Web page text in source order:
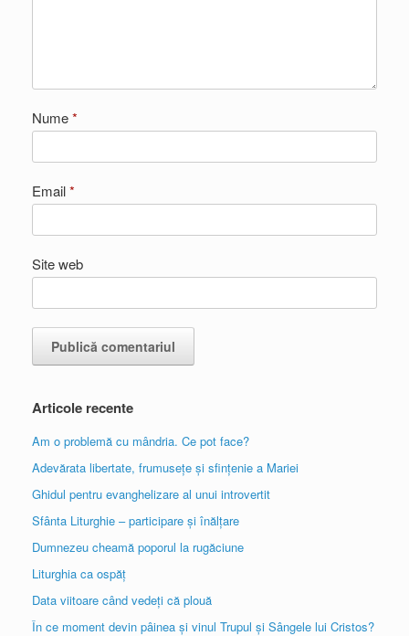
Nume*
Email*
Site web
Articole recente
Am o problemă cu mândria. Ce pot face?
Adevărata libertate, frumusețe și sfințenie a Mariei
Ghidul pentru evanghelizare al unui introvertit
Sfânta Liturghie – participare și înălțare
Dumnezeu cheamă poporul la rugăciune
Liturghia ca ospăț
Data viitoare când vedeți că plouă
În ce moment devin pâinea și vinul Trupul și Sângele lui Cristos?